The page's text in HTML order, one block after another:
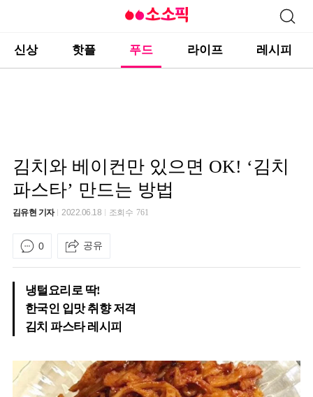
신상 핫플 푸드 라이프 레시피
김치와 베이컨만 있으면 OK! ‘김치
파스타’ 만드는 방법
김유현 기자 2022.06.18 조회수 761
0 공유
냉털요리로 딱!
한국인 입맛 취향 저격
김치 파스타 레시피